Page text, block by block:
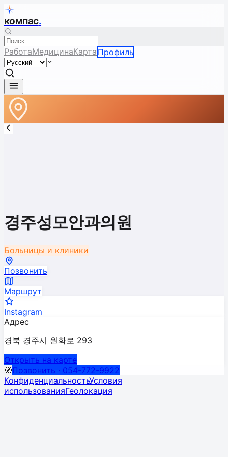
компас.
РаботаМедицинаКарта Профиль
경주성모안과의원
Больницы и клиники
Позвонить
Маршрут
Instagram
Адрес
경북 경주시 원화로 293
Открыть на карте
🧭Позвонить · 054-772-9922
КонфиденциальностьУсловия
использованияГеолокация